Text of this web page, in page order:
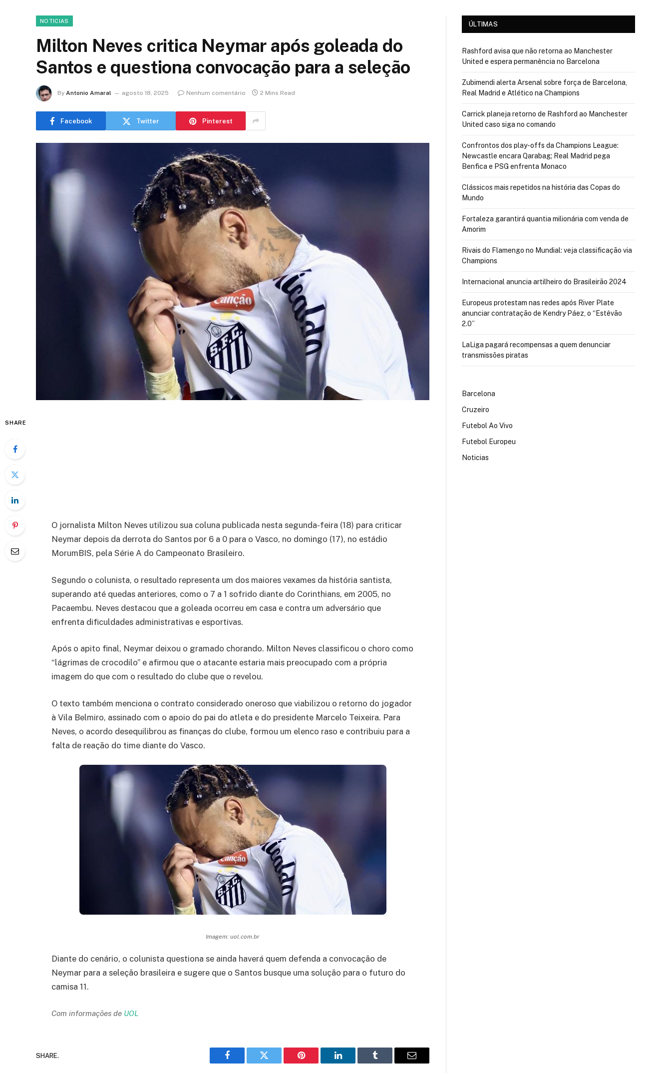
NOTICIAS
Milton Neves critica Neymar após goleada do
Santos e questiona convocação para a seleção
By Antonio Amaral agosto 18, 2025 Nenhum comentário 2 Mins Read
Facebook Twitter Pinterest
SHARE
O jornalista Milton Neves utilizou sua coluna publicada nesta segunda-feira (18) para criticar
Neymar depois da derrota do Santos por 6 a 0 para o Vasco, no domingo (17), no estádio
MorumBIS, pela Série A do Campeonato Brasileiro.
Segundo o colunista, o resultado representa um dos maiores vexames da história santista,
superando até quedas anteriores, como o 7 a 1 sofrido diante do Corinthians, em 2005, no
Pacaembu. Neves destacou que a goleada ocorreu em casa e contra um adversário que
enfrenta dificuldades administrativas e esportivas.
Após o apito final, Neymar deixou o gramado chorando. Milton Neves classificou o choro como
“lágrimas de crocodilo” e afirmou que o atacante estaria mais preocupado com a própria
imagem do que com o resultado do clube que o revelou.
O texto também menciona o contrato considerado oneroso que viabilizou o retorno do jogador
à Vila Belmiro, assinado com o apoio do pai do atleta e do presidente Marcelo Teixeira. Para
Neves, o acordo desequilibrou as finanças do clube, formou um elenco raso e contribuiu para a
falta de reação do time diante do Vasco.
Imagem: uol.com.br
Diante do cenário, o colunista questiona se ainda haverá quem defenda a convocação de
Neymar para a seleção brasileira e sugere que o Santos busque uma solução para o futuro do
camisa 11.
Com informações de UOL
SHARE.
Facebook Twitter Pinterest LinkedIn Tumblr Email
ÚLTIMAS
Rashford avisa que não retorna ao Manchester
United e espera permanência no Barcelona
Zubimendi alerta Arsenal sobre força de Barcelona,
Real Madrid e Atlético na Champions
Carrick planeja retorno de Rashford ao Manchester
United caso siga no comando
Confrontos dos play-offs da Champions League:
Newcastle encara Qarabag; Real Madrid pega
Benfica e PSG enfrenta Monaco
Clássicos mais repetidos na história das Copas do
Mundo
Fortaleza garantirá quantia milionária com venda de
Amorim
Rivais do Flamengo no Mundial: veja classificação via
Champions
Internacional anuncia artilheiro do Brasileirão 2024
Europeus protestam nas redes após River Plate
anunciar contratação de Kendry Páez, o “Estêvão
2.0”
LaLiga pagará recompensas a quem denunciar
transmissões piratas
Barcelona
Cruzeiro
Futebol Ao Vivo
Futebol Europeu
Noticias